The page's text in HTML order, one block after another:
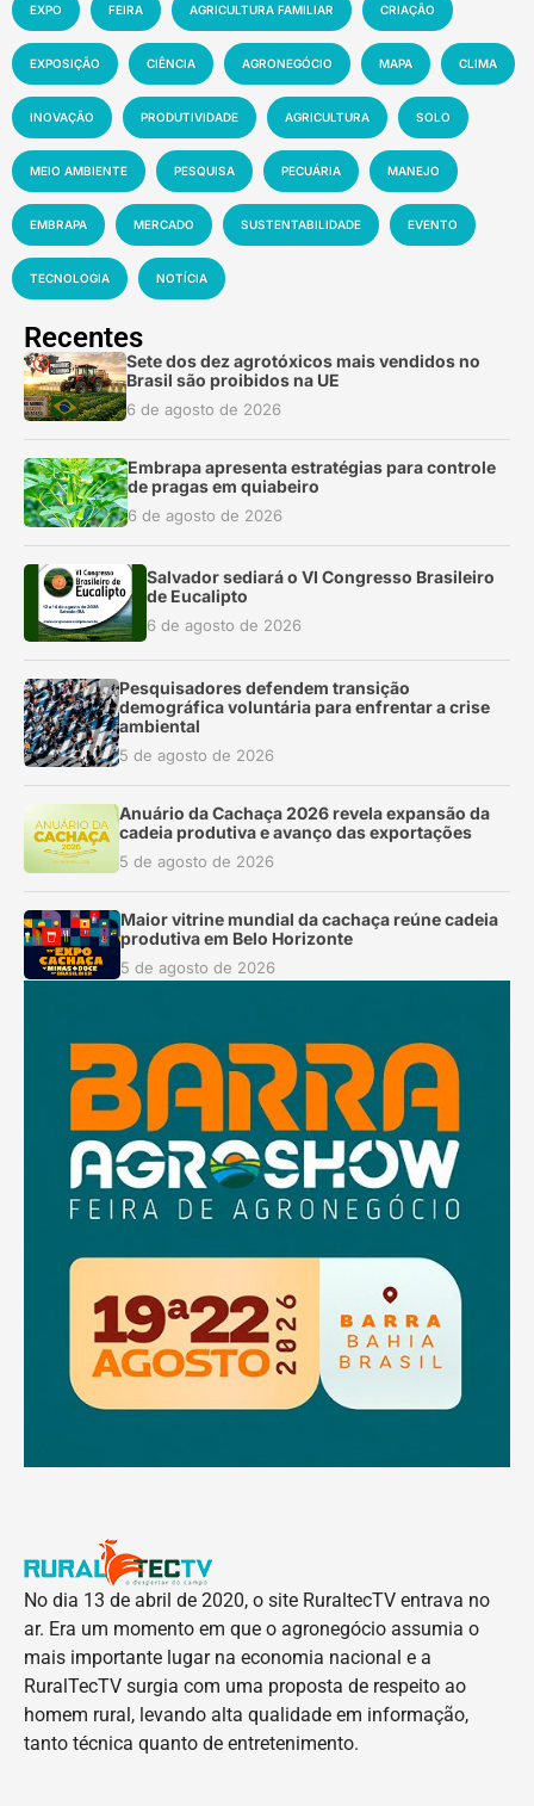
EXPO FEIRA AGRICULTURA FAMILIAR CRIAÇÃO
EXPOSIÇÃO CIÊNCIA AGRONEGÓCIO MAPA CLIMA
INOVAÇÃO PRODUTIVIDADE AGRICULTURA SOLO
MEIO AMBIENTE PESQUISA PECUÁRIA MANEJO
EMBRAPA MERCADO SUSTENTABILIDADE EVENTO
TECNOLOGIA NOTÍCIA
Recentes
Sete dos dez agrotóxicos mais vendidos no
Brasil são proibidos na UE
6 de agosto de 2026
Embrapa apresenta estratégias para controle
de pragas em quiabeiro
6 de agosto de 2026
Salvador sediará o VI Congresso Brasileiro
de Eucalipto
6 de agosto de 2026
Pesquisadores defendem transição
demográfica voluntária para enfrentar a crise
ambiental
5 de agosto de 2026
Anuário da Cachaça 2026 revela expansão da
cadeia produtiva e avanço das exportações
5 de agosto de 2026
Maior vitrine mundial da cachaça reúne cadeia
produtiva em Belo Horizonte
5 de agosto de 2026
No dia 13 de abril de 2020, o site RuraltecTV entrava no
ar. Era um momento em que o agronegócio assumia o
mais importante lugar na economia nacional e a
RuralTecTV surgia com uma proposta de respeito ao
homem rural, levando alta qualidade em informação,
tanto técnica quanto de entretenimento.